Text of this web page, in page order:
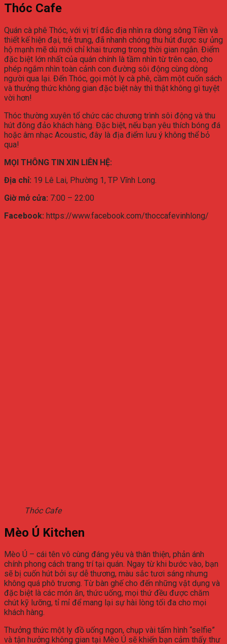
Thóc Cafe
Quán cà phê Thóc, với vị trí đắc địa nhìn ra dòng sông Tiền và
thiết kế hiện đại, trẻ trung, đã nhanh chóng thu hút được sự ủng
hộ mạnh mẽ dù mới chỉ khai trương trong thời gian ngắn. Điểm
đặc biệt lớn nhất của quán chính là tầm nhìn từ trên cao, cho
phép ngắm nhìn toàn cảnh con đường sôi động cùng dòng
người qua lại. Đến Thóc, gọi một ly cà phê, cầm một cuốn sách
và thưởng thức không gian đặc biệt này thì thật không gì tuyệt
vời hơn!
Thóc thường xuyên tổ chức các chương trình sôi động và thu
hút đông đảo khách hàng. Đặc biệt, nếu bạn yêu thích bóng đá
hoặc âm nhạc Acoustic, đây là địa điểm lưu ý không thể bỏ
qua!
MỌI THÔNG TIN XIN LIÊN HỆ:
Địa chỉ: 19 Lê Lai, Phường 1, TP Vĩnh Long.
Giờ mở cửa: 7:00 – 22:00
Facebook: https://www.facebook.com/thoccafevinhlong/
Thóc Cafe
Mèo Ú Kitchen
Mèo Ú – cái tên vô cùng đáng yêu và thân thiện, phản ánh
chính phong cách trang trí tại quán. Ngay từ khi bước vào, bạn
sẽ bị cuốn hút bởi sự dễ thương, màu sắc tươi sáng nhưng
không quá phô trương. Từ bàn ghế cho đến những vật dụng và
đặc biệt là các món ăn, thức uống, mọi thứ đều được chăm
chút kỹ lưỡng, tỉ mỉ để mang lại sự hài lòng tối đa cho mọi
khách hàng.
Thưởng thức một ly đồ uống ngon, chụp vài tấm hình “selfie”
và tận hưởng không gian tại Mèo Ú sẽ khiến bạn cảm thấy thư